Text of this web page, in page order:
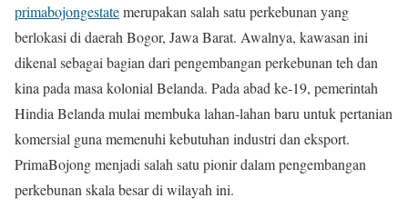
primabojongestatemerupakan salah satu perkebunan yang
berlokasi di daerah Bogor, Jawa Barat. Awalnya, kawasan ini
dikenal sebagai bagian dari pengembangan perkebunan teh dan
kina pada masa kolonial Belanda. Pada abad ke-19, pemerintah
Hindia Belanda mulai membuka lahan-lahan baru untuk pertanian
komersial guna memenuhi kebutuhan industri dan eksport.
PrimaBojong menjadi salah satu pionir dalam pengembangan
perkebunan skala besar di wilayah ini.